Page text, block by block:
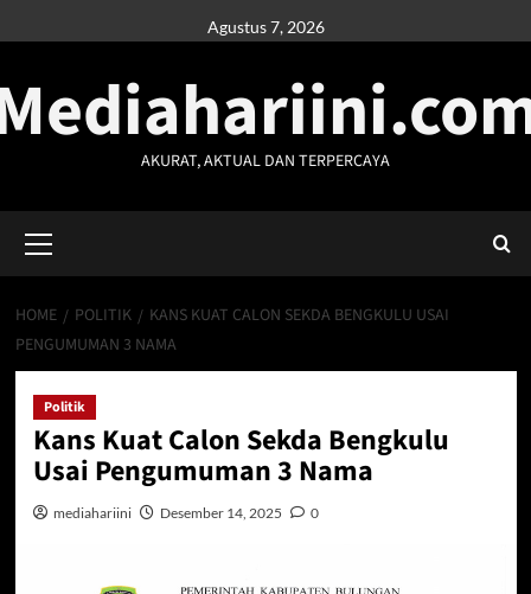
to
Agustus 7, 2026
AKURAT, AKTUAL DAN TERPERCAYA
Menu
HOME POLITIK
KANS KUAT CALON SEKDA BENGKULU USAI
PENGUMUMAN 3 NAMA
Politik
Kans Kuat Calon Sekda Bengkulu
Usai Pengumuman 3 Nama
mediahariini Desember 14, 2025 0